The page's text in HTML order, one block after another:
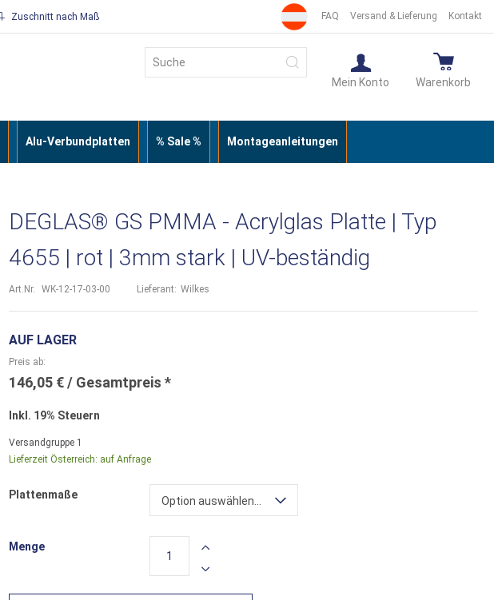
FAQ Versand & Lieferung Kontakt
Zuschnitt nach Maß
Warenkorb
Mein Konto
Suche
Alu-Verbundplatten % Sale % Montageanleitungen
DEGLAS® GS PMMA - Acrylglas Platte | Typ
4655 | rot | 3mm stark | UV-beständig
Art.Nr. WK-12-17-03-00 Lieferant: Wilkes
AUF LAGER
Preis ab
146,05 €
Inkl. 19% Steuern
Versandgruppe 1
Lieferzeit Österreich: auf Anfrage
Plattenmaße Option auswählen...
Menge